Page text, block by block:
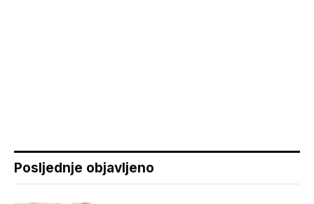
Posljednje objavljeno